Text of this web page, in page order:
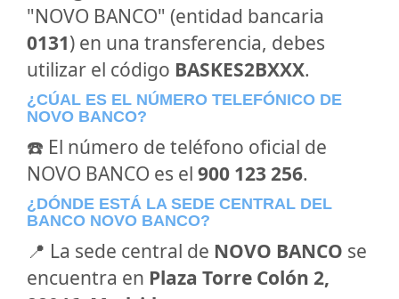
"NOVO BANCO" (entidad bancaria
0131) en una transferencia, debes
utilizar el código BASKES2BXXX.
¿CÚAL ES EL NÚMERO TELEFÓNICO DE
NOVO BANCO?
☎️ El número de teléfono oficial de
NOVO BANCO es el 900 123 256.
¿DÓNDE ESTÁ LA SEDE CENTRAL DEL
BANCO NOVO BANCO?
📍 La sede central de NOVO BANCO se
encuentra en Plaza Torre Colón 2,